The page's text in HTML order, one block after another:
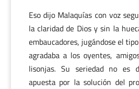
Eso dijo Malaquías con voz
la claridad de Dios y sin la
embaucadores, jugándose el
agradaba a los oyentes,
lisonjas. Su seriedad no es
apuesta por la solución del